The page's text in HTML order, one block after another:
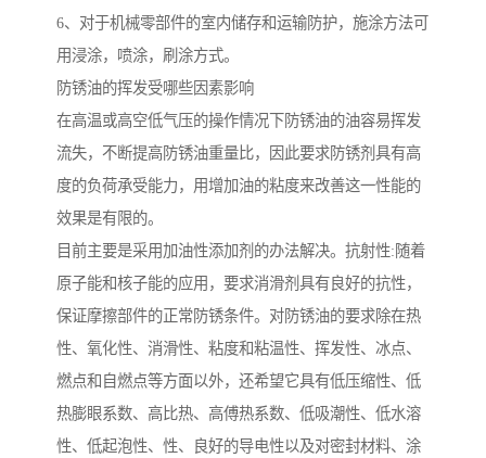
6、对于机械零部件的室内储存和运输防护，施涂方法可
用浸涂，喷涂，刷涂方式。
防锈油的挥发受哪些因素影响
在高温或高空低气压的操作情况下防锈油的油容易挥发
流失，不断提高防锈油重量比，因此要求防锈剂具有高
度的负荷承受能力，用增加油的粘度来改善这一性能的
效果是有限的。
目前主要是采用加油性添加剂的办法解决。抗射性:随着
原子能和核子能的应用，要求消滑剂具有良好的抗性，
保证摩擦部件的正常防锈条件。对防锈油的要求除在热
性、氧化性、消滑性、粘度和粘温性、挥发性、冰点、
燃点和自燃点等方面以外，还希望它具有低压缩性、低
热膨眼系数、高比热、高傅热系数、低吸潮性、低水溶
性、低起泡性、性、良好的导电性以及对密封材料、涂